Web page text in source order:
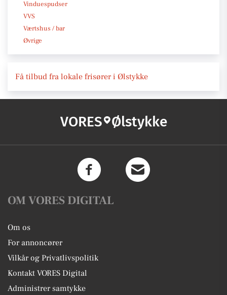
Vinduespudser
VVS
Værtshus / bar
Øvrige
Få tilbud fra lokale frisører i Ølstykke
VORES Ølstykke
OM VORES DIGITAL
Om os
For annoncører
Vilkår og Privatlivspolitik
Kontakt VORES Digital
Administrer samtykke